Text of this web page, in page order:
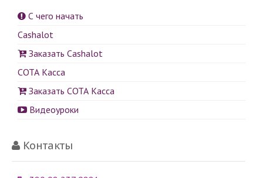
С чего начать
Cashalot
Заказать Cashalot
СОТА Касса
Заказать СОТА Касса
Видеоуроки
Контакты